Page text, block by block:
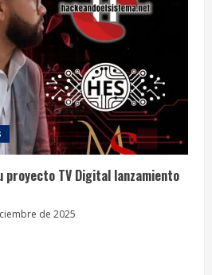
proyecto TV Digital lanzamiento
de 2025